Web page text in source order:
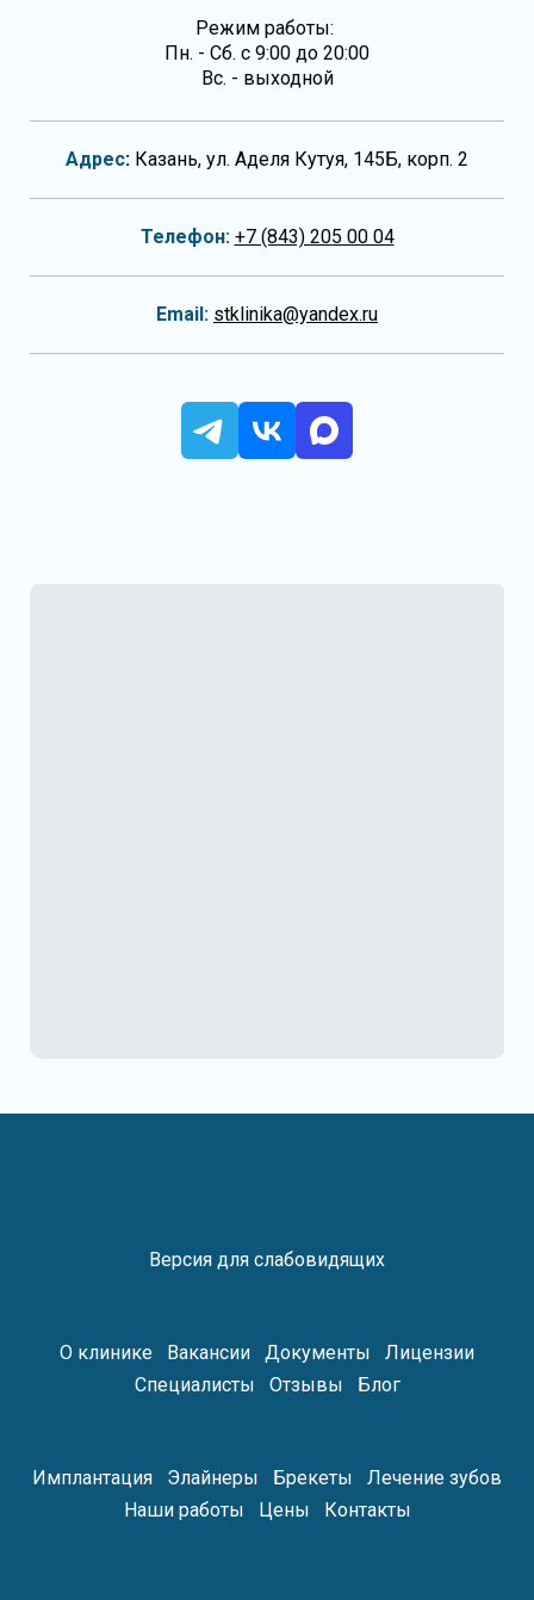
Режим работы:
Пн. - Сб. с 9:00 до 20:00
Вс. - выходной
Адрес: Казань, ул. Аделя Кутуя, 145Б, корп. 2
Телефон: +7 (843) 205 00 04
Email: stklinika@yandex.ru
Версия для слабовидящих
О клинике Вакансии Документы
Лицензии
Специалисты
Отзывы Блог
Имплантация Элайнеры Брекеты
Лечение зубов
Наши работы
Цены Контакты